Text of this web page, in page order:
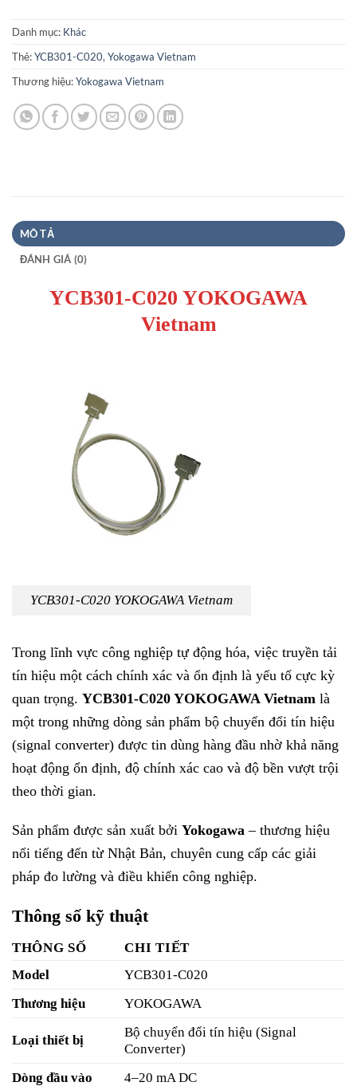
Danh mục: Khác
Thẻ:YCB301-C020, Yokogawa Vietnam
Thương hiệu:Yokogawa Vietnam
MÔ TẢ
ĐÁNH GIÁ (0)
YCB301-C020 YOKOGAWA
Vietnam
YCB301-C020 YOKOGAWA Vietnam
Trong lĩnh vực công nghiệp tự động hóa, việc truyền tải
tín hiệu một cách chính xác và ổn định là yếu tố cực kỳ
quan trọng. YCB301-C020 YOKOGAWA Vietnam là
một trong những dòng sản phẩm bộ chuyển đổi tín hiệu
(signal converter) được tin dùng hàng đầu nhờ khả năng
hoạt động ổn định, độ chính xác cao và độ bền vượt trội
theo thời gian.
Sản phẩm được sản xuất bởi Yokogawa – thương hiệu
nổi tiếng đến từ Nhật Bản, chuyên cung cấp các giải
pháp đo lường và điều khiển công nghiệp.
Thông số kỹ thuật
THÔNG SỐ
CHI TIẾT
Model
YCB301-C020
Thương hiệu
YOKOGAWA
Loại thiết bị
Bộ chuyển đổi tín hiệu (Signal
Converter)
Dòng đầu vào
4–20 mA DC